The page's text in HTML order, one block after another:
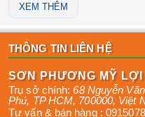
XEM THÊM
THÔNG TIN LIÊN HỆ
SƠN PHƯƠNG MỸ LỢI
Trụ sở chính:68 Nguyễn
Phú, TP HCM, 700000, Việt
Tư vấn & bán hàng :